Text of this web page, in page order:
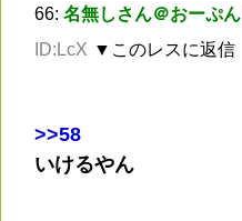
66: 名無しさん＠おーぷん
ID:LcX ▼このレスに返信
>>58
いけるやん